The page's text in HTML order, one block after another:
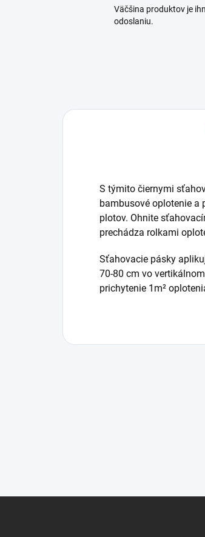
Väčšina produktov je
odoslaniu.
S týmito čiernymi
bambusové oplotenie a
plotov. Ohnite
prechádza rolkami
Sťahovacie pásky
70-80 cm vo
prichytenie 1m²